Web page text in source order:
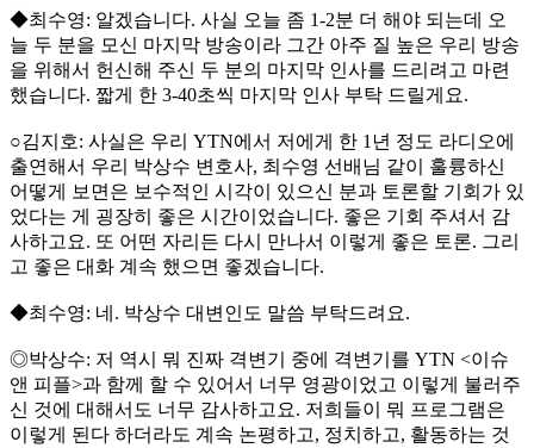
◆최수영: 알겠습니다. 사실 오늘 좀 1-2분 더 해야 되는데 오
늘 두 분을 모신 마지막 방송이라 그간 아주 질 높은 우리 방송
을 위해서 헌신해 주신 두 분의 마지막 인사를 드리려고 마련
했습니다. 짧게 한 3-40초씩 마지막 인사 부탁 드릴게요.
○김지호: 사실은 우리 YTN에서 저에게 한 1년 정도 라디오에
출연해서 우리 박상수 변호사, 최수영 선배님 같이 훌륭하신
어떻게 보면은 보수적인 시각이 있으신 분과 토론할 기회가 있
었다는 게 굉장히 좋은 시간이었습니다. 좋은 기회 주셔서 감
사하고요. 또 어떤 자리든 다시 만나서 이렇게 좋은 토론. 그리
고 좋은 대화 계속 했으면 좋겠습니다.
◆최수영: 네. 박상수 대변인도 말씀 부탁드려요.
◎박상수: 저 역시 뭐 진짜 격변기 중에 격변기를 YTN <이슈
앤 피플>과 함께 할 수 있어서 너무 영광이었고 이렇게 불러주
신 것에 대해서도 너무 감사하고요. 저희들이 뭐 프로그램은
이렇게 된다 하더라도 계속 논평하고, 정치하고, 활동하는 것